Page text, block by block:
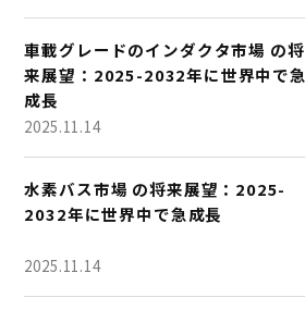
車載グレードのインダクタ市場 の将
来展望：2025-2032年に世界中で急
成長
2025.11.14
水素バス市場 の将来展望：2025-
2032年に世界中で急成長
2025.11.14